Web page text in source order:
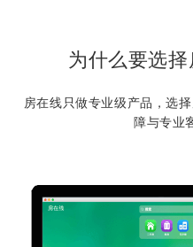
为什么要选择
房在线只做专业级产品，选
障与专业